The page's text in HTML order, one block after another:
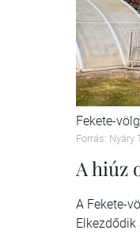
Fekete-
Forrás: Nyáry
A hiúz
A Fekete-